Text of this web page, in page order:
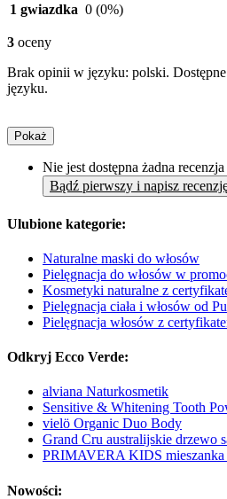
1 gwiazdka 0 (0%)
3 oceny
Brak opinii w języku: polski.
języku.
Pokaż
Nie jest dostępna żadna recenzja
Bądź pierwszy i napisz
Ulubione kategorie:
Naturalne maski do włosów
Pielęgnacja do włosów w
Kosmetyki naturalne z
Pielęgnacja ciała i włosów od
Pielęgnacja włosów z
Odkryj Ecco Verde:
alviana Naturkosmetik
Sensitive & Whitening Tooth
vielö Organic Duo Body
Grand Cru australijskie drzewo
PRIMAVERA KIDS mieszanka
Nowości: